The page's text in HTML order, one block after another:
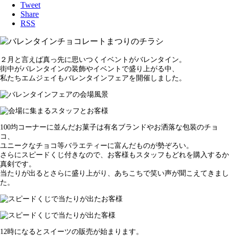
Tweet
Share
RSS
２月と言えば真っ先に思いつくイベントがバレンタイン。
街中がバレンタインの装飾やイベントで盛り上がる中、
私たちエムジェイもバレンタインフェアを開催しました。
100均コーナーに並んだお菓子は有名ブランドやお洒落な包装のチョ
コ、
ユニークなチョコ等バラエティーに富んだものが勢ぞろい。
さらにスピードくじ付きなので、お客様もスタッフもどれを購入するか
真剣です。
当たりが出るとさらに盛り上がり、あちこちで笑い声が聞こえてきまし
た。
12時になるとスイーツの販売が始まります。